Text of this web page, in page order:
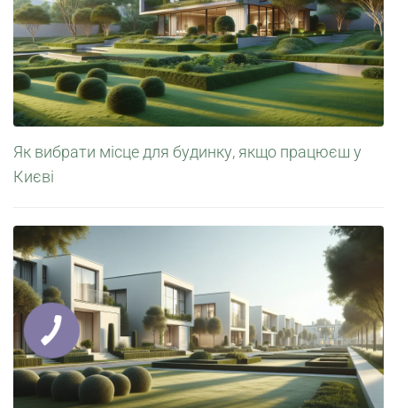
Як вибрати місце для будинку, якщо працюєш у
Києві